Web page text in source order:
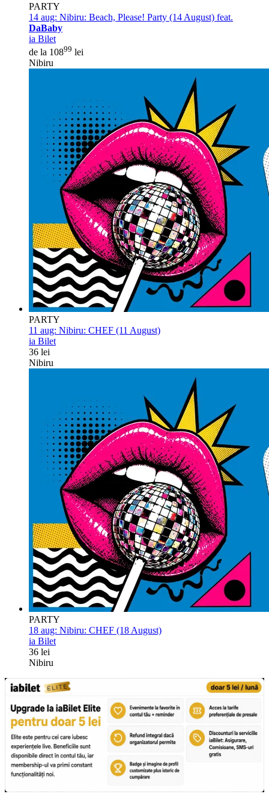
PARTY
14 aug: Nibiru: Beach, Please! Party (14 August) feat.
DaBaby
ia Bilet
de la 10899 lei
Nibiru
PARTY
11 aug: Nibiru: CHEF (11 August)
ia Bilet
36 lei
Nibiru
PARTY
18 aug: Nibiru: CHEF (18 August)
ia Bilet
36 lei
Nibiru